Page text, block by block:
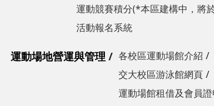
運動競賽積分(*本區建構中，將
活動報名系統
運動場地營運與管理 各校區運動場館介紹
交大校區游泳館網頁
運動場館租借及會員